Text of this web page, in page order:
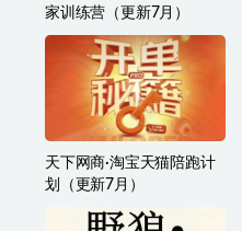
家训练营（更新7月）
天下网商·淘宝天猫陪跑计
划（更新7月）